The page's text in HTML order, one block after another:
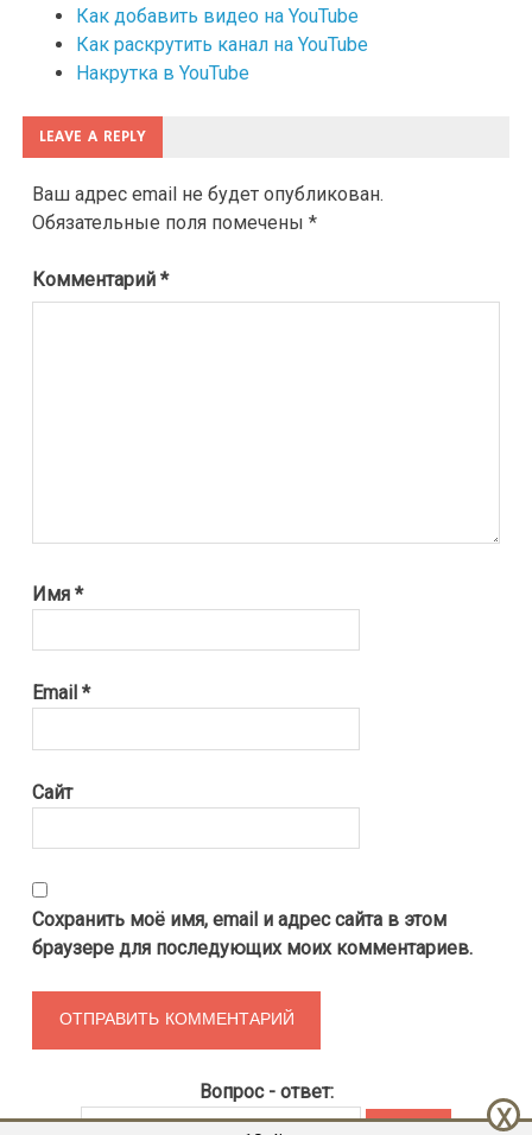
Как добавить видео на YouTube
Как раскрутить канал на YouTube
Накрутка в YouTube
LEAVE A REPLY
Ваш адрес email не будет опубликован.
Обязательные поля помечены*
Комментарий*
Имя*
Email*
Сайт
Сохранить моё имя, email и адрес сайта в этом
браузере для последующих моих комментариев.
Вопрос - ответ:
X